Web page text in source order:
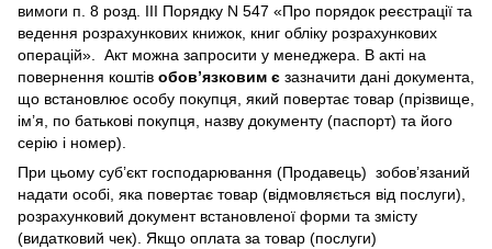
вимоги п. 8 розд. III Порядку N 547 «Про порядок реєстрації та
ведення розрахункових книжок, книг обліку розрахункових
операцій». Акт можна запросити у менеджера. В акті на
повернення коштів обов’язковим є зазначити дані документа,
що встановлює особу покупця, який повертає товар (прізвище,
ім’я, по батькові покупця, назву документу (паспорт) та його
серію і номер).
При цьому суб’єкт господарювання (Продавець) зобов’язаний
надати особі, яка повертає товар (відмовляється від послуги),
розрахунковий документ встановленої форми та змісту
(видатковий чек). Якщо оплата за товар (послуги)